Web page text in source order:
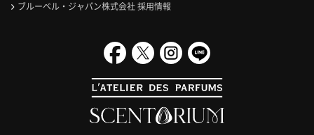
ブルーベル・ジャパン株式会社 採用情報